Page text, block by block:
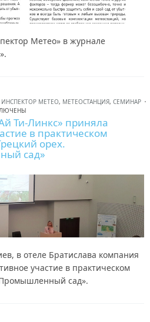
Метео» в журнале
ИНСПЕКТОР МЕТЕО, МЕТЕОСТАНЦИЯ, СЕМИНАР
Ти-Линкс» приняла
в практическом
орех.
сад»
в отеле Братислава компания
участие в практическом
сад».